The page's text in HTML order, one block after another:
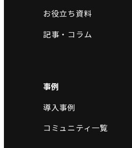
お役立ち資料
記事・コラム
事例
導入事例
コミュニティ一覧